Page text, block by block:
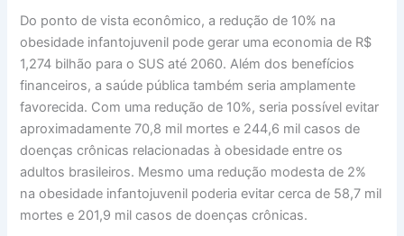
Do ponto de vista econômico, a redução de 10% na
obesidade infantojuvenil pode gerar uma economia de R$
1,274 bilhão para o SUS até 2060. Além dos benefícios
financeiros, a saúde pública também seria amplamente
favorecida. Com uma redução de 10%, seria possível evitar
aproximadamente 70,8 mil mortes e 244,6 mil casos de
doenças crônicas relacionadas à obesidade entre os
adultos brasileiros. Mesmo uma redução modesta de 2%
na obesidade infantojuvenil poderia evitar cerca de 58,7 mil
mortes e 201,9 mil casos de doenças crônicas.